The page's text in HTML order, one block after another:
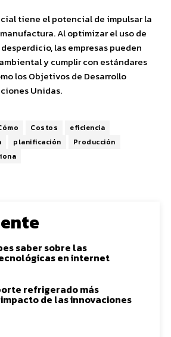
tiene el potencial de impulsar la
Al optimizar el uso de
las empresas pueden
y cumplir con estándares
los Objetivos de Desarrollo
Unidas.
Costos
eficiencia
planificación
Producción
saber sobre las
en internet
refrigerado más
de las innovaciones